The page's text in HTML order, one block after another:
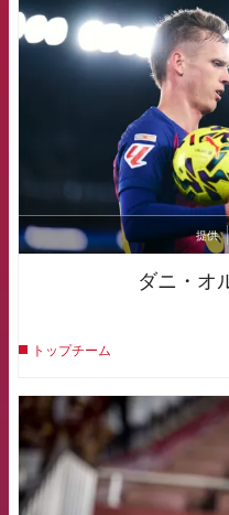
提供
ダニ・オ
トップチーム